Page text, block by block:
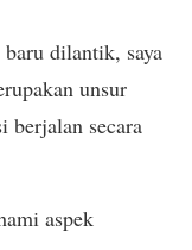
dilantik, saya
unsur
berjalan secara
aspek